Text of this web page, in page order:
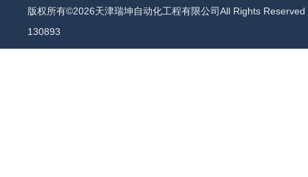
版权所有©2026天津瑞坤自动化工程有限公司All Rights
130893